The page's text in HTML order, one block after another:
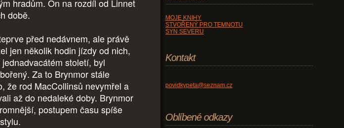
hradům. On na rozdíl od Linnet
době.
před nedávnem, ale právě
jen několik hodin jízdy od nich,
století, byl
Za to Brynmor stále
že rod MacCollinsů nevymřel a
až do nedaleké doby. Brynmor
postupem času spíše
MOJE KNIHY
STVOŘENÝ PRO TEMNOTU
SYN SEVERU
Kontakt
povidkypeta@seznam.cz
Oblíbené odkazy